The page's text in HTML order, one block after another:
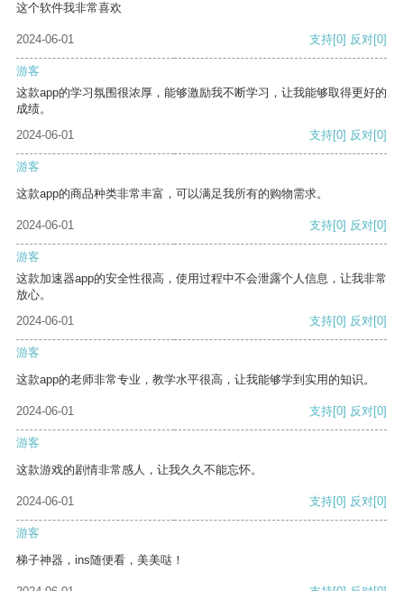
这个软件我非常喜欢
2024-06-01 支持[0] 反对[0]
游客
这款app的学习氛围很浓厚，能够激励我不断学习，让我能够取得更好的
成绩。
2024-06-01
支持[0] 反对[0]
游客
这款app的商品种类非常丰富，可以满足我所有的购物需求。
2024-06-01 支持[0] 反对[0]
游客
这款加速器app的安全性很高，使用过程中不会泄露个人信息，让我非常
放心。
2024-06-01
支持[0] 反对[0]
游客
这款app的老师非常专业，教学水平很高，让我能够学到实用的知识。
2024-06-01 支持[0] 反对[0]
游客
这款游戏的剧情非常感人，让我久久不能忘怀。
2024-06-01 支持[0] 反对[0]
游客
梯子神器，ins随便看，美美哒！